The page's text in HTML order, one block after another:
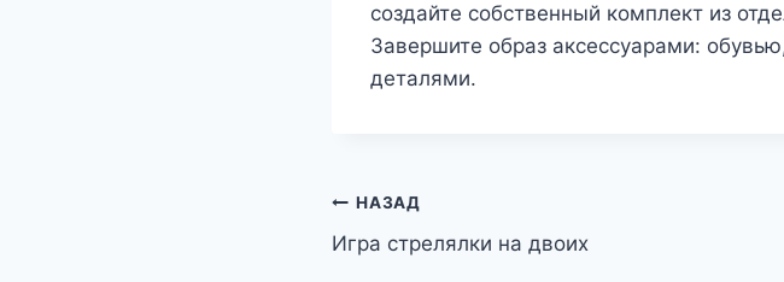
создайте собственный комплект из
Завершите образ аксессуарами:
деталями.
Навигация
по
НАЗАД
Игра стрелялки на двоих